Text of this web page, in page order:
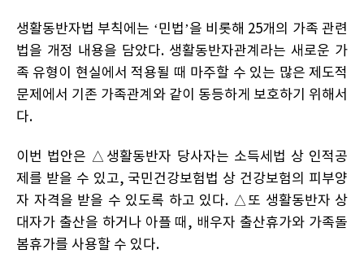
생활동반자법 부칙에는 ‘민법’을 비롯해 25개의 가족 관련
법을 개정 내용을 담았다. 생활동반자관계라는 새로운 가
족 유형이 현실에서 적용될 때 마주할 수 있는 많은 제도적
문제에서 기존 가족관계와 같이 동등하게 보호하기 위해서
다.
이번 법안은 △생활동반자 당사자는 소득세법 상 인적공
제를 받을 수 있고, 국민건강보험법 상 건강보험의 피부양
자 자격을 받을 수 있도록 하고 있다. △또 생활동반자 상
대자가 출산을 하거나 아플 때, 배우자 출산휴가와 가족돌
봄휴가를 사용할 수 있다.